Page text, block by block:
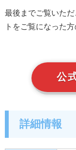
最後までご覧いた
トをご覧になった
公
詳細情報